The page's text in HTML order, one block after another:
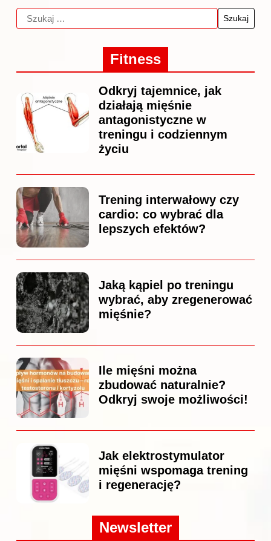
Fitness
Odkryj tajemnice, jak
działają mięśnie
antagonistyczne w
treningu i codziennym
życiu
Trening interwałowy czy
cardio: co wybrać dla
lepszych efektów?
Jaką kąpiel po treningu
wybrać, aby zregenerować
mięśnie?
Ile mięśni można
zbudować naturalnie?
Odkryj swoje możliwości!
Jak elektrostymulator
mięśni wspomaga trening
i regenerację?
Newsletter